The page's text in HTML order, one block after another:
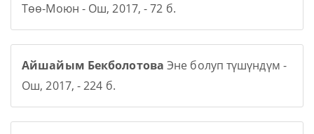
Төө-Моюн - Ош, 2017, - 72 б.
Айшайым Бекболотова Эне болуп түшүндүм -
Ош, 2017, - 224 б.